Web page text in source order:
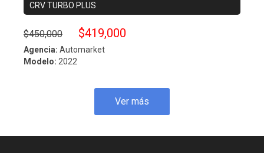
CRV TURBO PLUS
$450,000 $419,000
Agencia: Automarket
Modelo: 2022
Ver más